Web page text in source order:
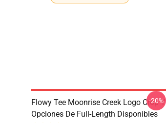
Flowy Tee Moonrise Creek Logo Crop Y
Opciones De Full-Length Disponibles
-20%